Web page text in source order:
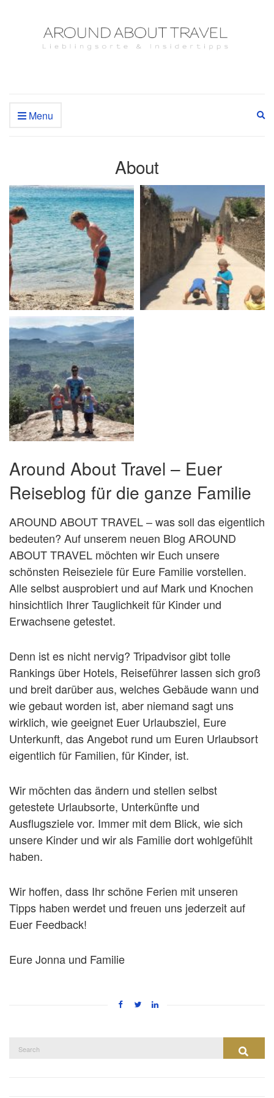
Menu
About
Around About Travel – Euer
Reiseblog für die ganze Familie
AROUND ABOUT TRAVEL – was soll das eigentlich
bedeuten? Auf unserem neuen Blog AROUND
ABOUT TRAVEL möchten wir Euch unsere
schönsten Reiseziele für Eure Familie vorstellen.
Alle selbst ausprobiert und auf Mark und Knochen
hinsichtlich Ihrer Tauglichkeit für Kinder und
Erwachsene getestet.
Denn ist es nicht nervig? Tripadvisor gibt tolle
Rankings über Hotels, Reiseführer lassen sich groß
und breit darüber aus, welches Gebäude wann und
wie gebaut worden ist, aber niemand sagt uns
wirklich, wie geeignet Euer Urlaubsziel, Eure
Unterkunft, das Angebot rund um Euren Urlaubsort
eigentlich für Familien, für Kinder, ist.
Wir möchten das ändern und stellen selbst
getestete Urlaubsorte, Unterkünfte und
Ausflugsziele vor. Immer mit dem Blick, wie sich
unsere Kinder und wir als Familie dort wohlgefühlt
haben.
Wir hoffen, dass Ihr schöne Ferien mit unseren
Tipps haben werdet und freuen uns jederzeit auf
Euer Feedback!
Eure Jonna und Familie